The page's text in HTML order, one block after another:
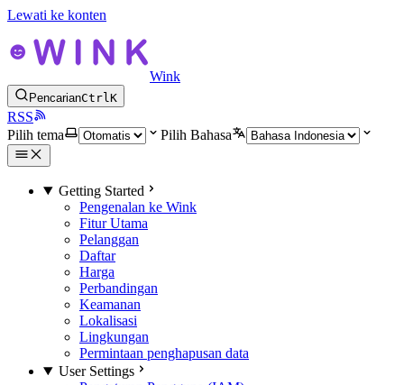
Lewati ke konten
Wink
PencarianCtrlK
RSS
Pilih tema
Pilih Bahasa
Getting Started
Pengenalan ke Wink
Fitur Utama
Pelanggan
Daftar
Harga
Perbandingan
Keamanan
Lokalisasi
Lingkungan
Permintaan penghapusan data
User Settings